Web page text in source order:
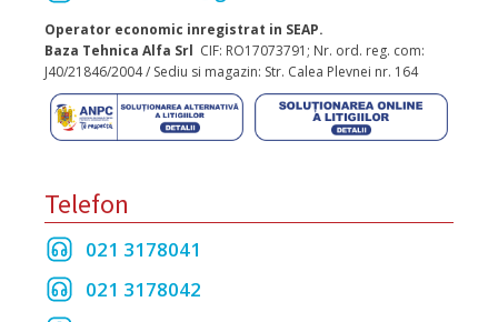
Operator economic inregistrat in SEAP.
Baza Tehnica Alfa Srl CIF: RO17073791; Nr. ord. reg. com:
J40/21846/2004 / Sediu si magazin: Str. Calea Plevnei nr. 164
Telefon
021 3178041
021 3178042